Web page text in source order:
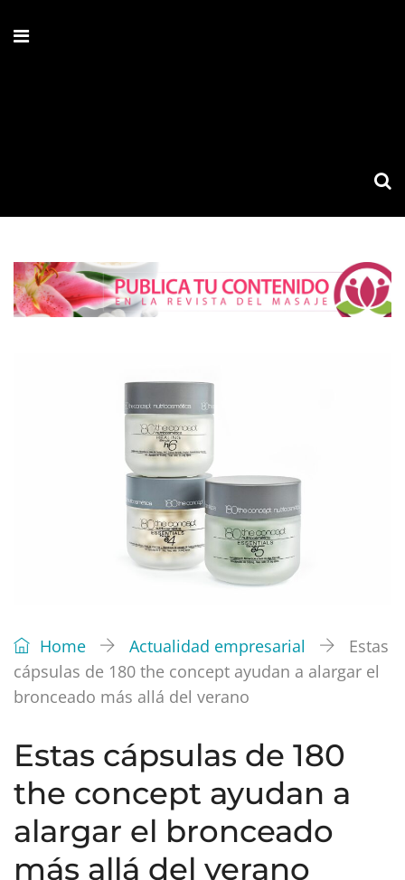
Home Actualidad empresarial
Estas
cápsulas de 180 the concept ayudan a alargar el
bronceado más allá del verano
Estas cápsulas de 180
the concept ayudan a
alargar el bronceado
más allá del verano